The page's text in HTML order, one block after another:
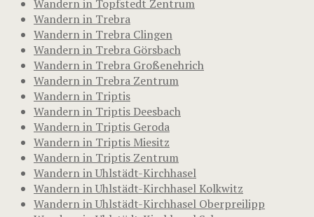
Wandern in Topfstedt Zentrum
Wandern in Trebra
Wandern in Trebra Clingen
Wandern in Trebra Görsbach
Wandern in Trebra Großenehrich
Wandern in Trebra Zentrum
Wandern in Triptis
Wandern in Triptis Deesbach
Wandern in Triptis Geroda
Wandern in Triptis Miesitz
Wandern in Triptis Zentrum
Wandern in Uhlstädt-Kirchhasel
Wandern in Uhlstädt-Kirchhasel Kolkwitz
Wandern in Uhlstädt-Kirchhasel Oberpreilipp